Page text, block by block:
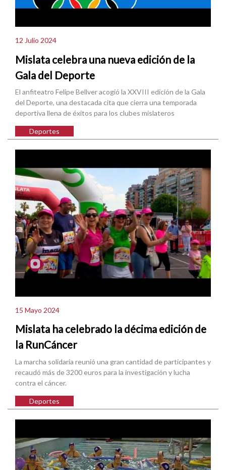
12 Julio 2024
Mislata celebra una nueva edición de la
Gala del Deporte
El anfiteatro Felipe Bellver acogió la XXVIII edición de la Gala
del Deporte, una destacada cita que cierra una temporada
deportiva llena de éxitos para los clubes mislateros
Deportes
15 Mayo 2024
Mislata ha celebrado la décima edición de
la RunCáncer
La marcha solidaria reunió una gran cantidad de participantes y
recaudó más de 3200 euros para la investigación y lucha
contra el cáncer.
Deportes